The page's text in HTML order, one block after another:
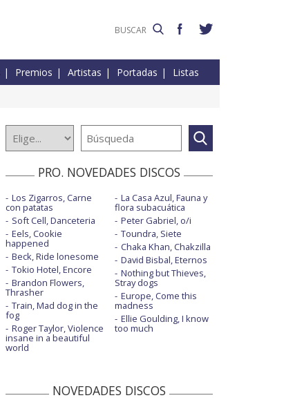
Premios Artistas Portadas Listas
PRO. NOVEDADES DISCOS
Los Zigarros, Carne
con patatas
Soft Cell, Danceteria
Eels, Cookie
happened
Beck, Ride lonesome
Tokio Hotel, Encore
Brandon Flowers,
Thrasher
Train, Mad dog in the
fog
Roger Taylor, Violence
insane in a beautiful
world
La Casa Azul, Fauna y
flora subacuática
Peter Gabriel, o/i
Toundra, Siete
Chaka Khan, Chakzilla
David Bisbal, Eternos
Nothing but Thieves,
Stray dogs
Europe, Come this
madness
Ellie Goulding, I know
too much
NOVEDADES DISCOS